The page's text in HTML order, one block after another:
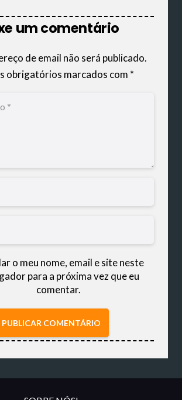
um comentário
de email não será publicado.
obrigatórios marcados com *
o meu nome, email e site neste
para a próxima vez que eu
comentar.
PUBLICAR COMENTÁRIO